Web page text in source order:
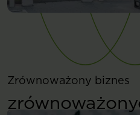
Zrównoważony biznes